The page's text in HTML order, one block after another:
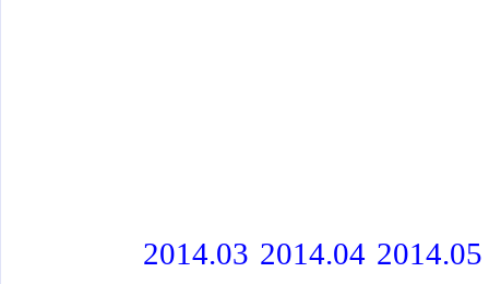
2014.03 2014.04 2014.05